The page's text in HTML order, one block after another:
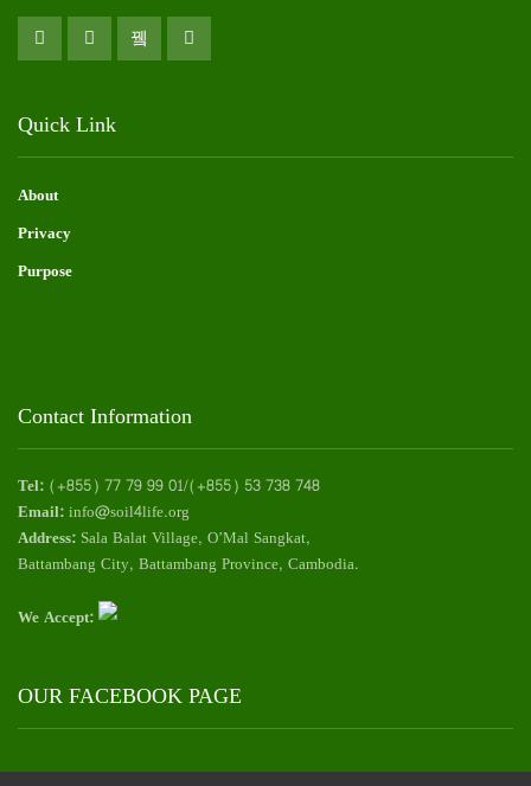
Quick Link
About
Privacy
Purpose
Contact Information
Tel: (+855) 77 79 99 01/(+855) 53 738 748
Email:info@soil4life.org
Address: Sala Balat Village, O’Mal Sangkat,
Battambang City, Battambang Province, Cambodia.
We Accept:
OUR FACEBOOK PAGE